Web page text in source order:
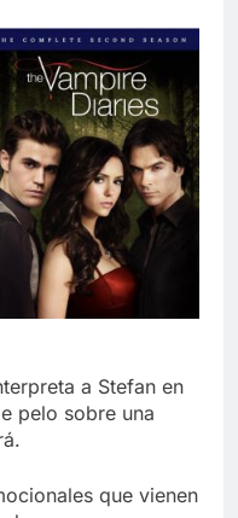
a Stefan en
pelo sobre una
que vienen